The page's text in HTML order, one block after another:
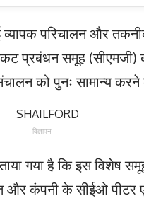
व्यापक परिचालन और
प्रबंधन समूह (सीएमजी)
को पुनः सामान्य करने
विज्ञापन
गया है कि इस विशेष
और कंपनी के सीईओ पीटर